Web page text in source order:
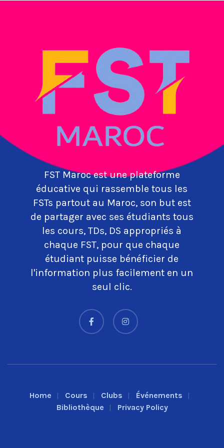
FST Maroc est une plateforme
éducative qui rassemble tous les
FSTs partout au Maroc, son but est
de partager avec ses étudiants tous
les cours, TDs, DS appropriés à
chaque FST, pour que chaque
étudiant puisse bénéficier de
l'information plus facilement en un
seul clic.
Home Cours Clubs
Événements
Bibliothèque
Privacy Policy